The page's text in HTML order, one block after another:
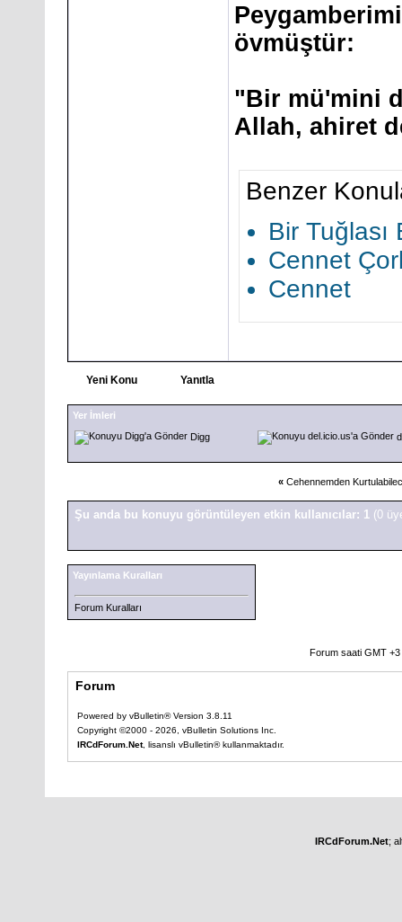
övmüştür:
"Bir mü'mini
Allah, ahiret
Benzer
Bir
Cennet
Cennet
Yeni Konu Yanıtla
Yer İmleri
Digg
« Cehennemden
Şu anda bu konuyu görüntüleyen etkin kullanıcılar: 1 (0
Yayınlama Kuralları
Forum Kuralları
Forum saati GMT
Forum
Powered by vBulletin® Version 3.8.11
Copyright ©2000 - 2026, vBulletin Solutions Inc.
IRCdForum.Net, lisanslı vBulletin® kullanmaktadır.
IRCdForum.Net;